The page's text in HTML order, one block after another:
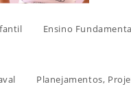
Ensino
Planejamentos,